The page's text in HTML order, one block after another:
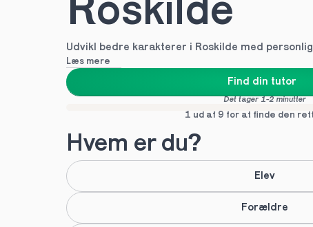
Roskilde
Udvikl bedre karakterer i Roskilde med
Læs mere
Find din tutor
Det tager 1-2 minutter
1 ud af 9 for at finde den
Hvem er du?
Elev
Forældre